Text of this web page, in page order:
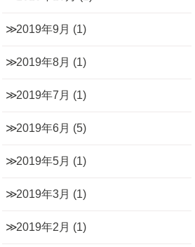
2019年9月 (1)
2019年8月 (1)
2019年7月 (1)
2019年6月 (5)
2019年5月 (1)
2019年3月 (1)
2019年2月 (1)